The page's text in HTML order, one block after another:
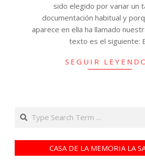
sido elegido por variar un
documentación habitual y
aparece en ella ha llamado
texto es el siguiente:
SEGUIR
Search
CASA DE LA MEMORIA LA